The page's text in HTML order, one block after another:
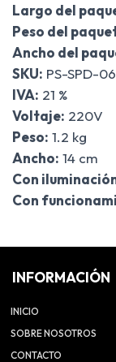
Largo del
Peso del
Ancho del
SKU: PS-SPD-
IVA: 21 %
Voltaje: 220V
Peso: 1.2 kg
Ancho: 14 cm
Con
Con
INFORMACIÓN
INICIO
SOBRE NOSOTROS
CONTACTO